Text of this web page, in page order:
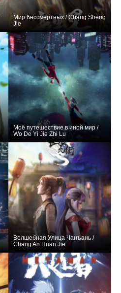
Мир бессмертных / Chang Sheng
Jie
Моё путешествие в иной мир /
Wo De Yi Jie Zhi Lu
Волшебная Улица Чанъань /
Chang An Huan Jie